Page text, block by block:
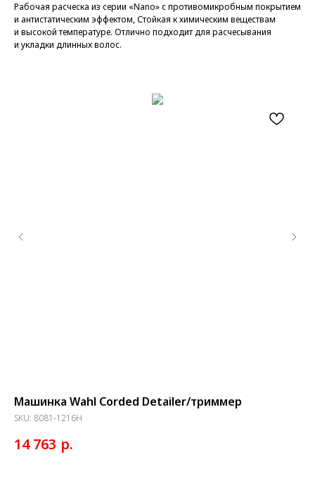
Рабочая расческа из серии «Nano» с противомикробным покрытием
и антистатическим эффектом, Стойкая к химическим веществам
и высокой температуре. Отлично подходит для расчесывания
и укладки длинных волос.
Машинка Wahl Corded Detailer/триммер
SKU: 8081-1216Н
14 763 р.